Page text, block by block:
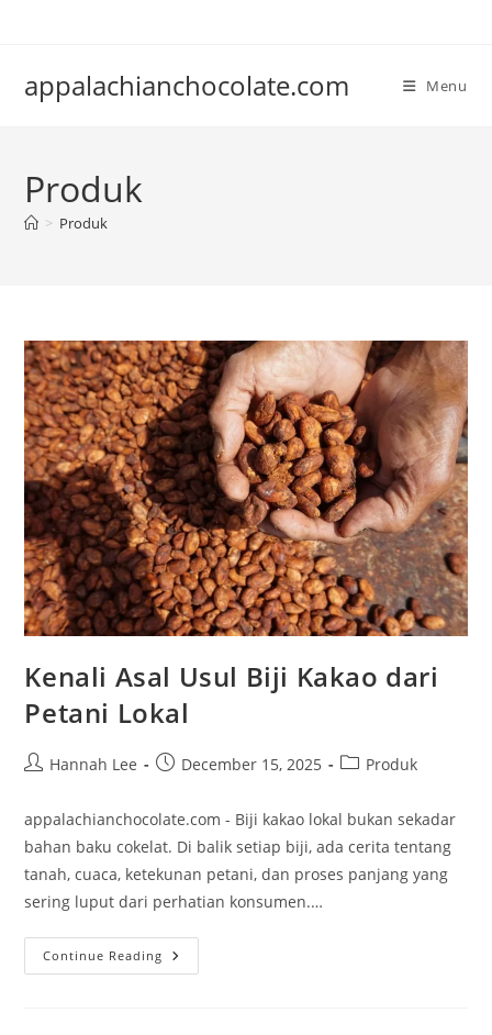
appalachianchocolate.com Menu
Produk
> Produk
Kenali Asal Usul Biji Kakao dari
Petani Lokal
PostHannah Lee
PostDecember 15, 2025
PostProduk
appalachianchocolate.com - Biji kakao lokal bukan sekadar
bahan baku cokelat. Di balik setiap biji, ada cerita tentang
tanah, cuaca, ketekunan petani, dan proses panjang yang
sering luput dari perhatian konsumen.…
Continue Reading Kenali
Asal